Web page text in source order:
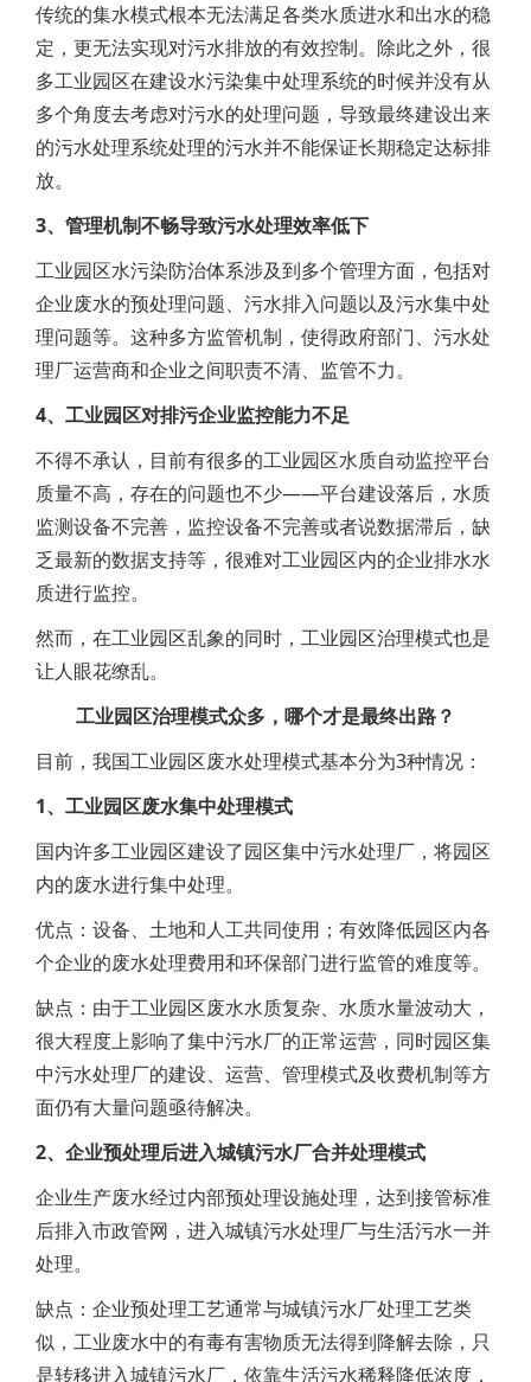
传统的集水模式根本无法满足各类水质进水和出水的稳
定，更无法实现对污水排放的有效控制。除此之外，很
多工业园区在建设水污染集中处理系统的时候并没有从
多个角度去考虑对污水的处理问题，导致最终建设出来
的污水处理系统处理的污水并不能保证长期稳定达标排
放。
3、管理机制不畅导致污水处理效率低下
工业园区水污染防治体系涉及到多个管理方面，包括对
企业废水的预处理问题、污水排入问题以及污水集中处
理问题等。这种多方监管机制，使得政府部门、污水处
理厂运营商和企业之间职责不清、监管不力。
4、工业园区对排污企业监控能力不足
不得不承认，目前有很多的工业园区水质自动监控平台
质量不高，存在的问题也不少——平台建设落后，水质
监测设备不完善，监控设备不完善或者说数据滞后，缺
乏最新的数据支持等，很难对工业园区内的企业排水水
质进行监控。
然而，在工业园区乱象的同时，工业园区治理模式也是
让人眼花缭乱。
工业园区治理模式众多，哪个才是最终出路？
目前，我国工业园区废水处理模式基本分为3种情况：
1、工业园区废水集中处理模式
国内许多工业园区建设了园区集中污水处理厂，将园区
内的废水进行集中处理。
优点：设备、土地和人工共同使用；有效降低园区内各
个企业的废水处理费用和环保部门进行监管的难度等。
缺点：由于工业园区废水水质复杂、水质水量波动大，
很大程度上影响了集中污水厂的正常运营，同时园区集
中污水处理厂的建设、运营、管理模式及收费机制等方
面仍有大量问题亟待解决。
2、企业预处理后进入城镇污水厂合并处理模式
企业生产废水经过内部预处理设施处理，达到接管标准
后排入市政管网，进入城镇污水处理厂与生活污水一并
处理。
缺点：企业预处理工艺通常与城镇污水厂处理工艺类
似，工业废水中的有毒有害物质无法得到降解去除，只
是转移进入城镇污水厂，依靠生活污水稀释降低浓度，